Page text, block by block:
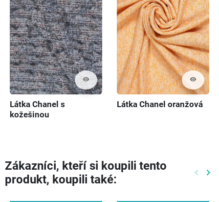
visibility
Látka Chanel s
kožešinou
visibility
Látka Chanel oranžová
Zákazníci, kteří si koupili tento
produkt, koupili také:
keyboard_arrow_left keyboard_arrow_right